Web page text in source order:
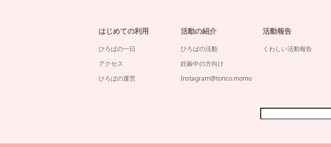
はじめての利用
ひろばの一日
アクセス
ひろばの運営
活動の紹介
ひろばの活動
妊娠中の方向け
Instagram@tonco.momo
活動報告
くわしい活動報告